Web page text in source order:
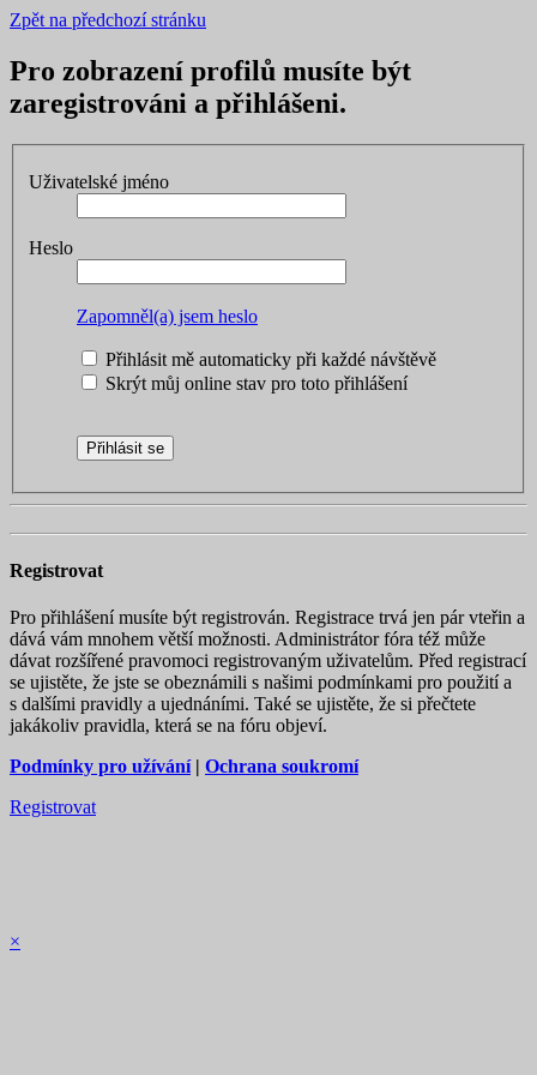
Zpět na předchozí stránku
Pro zobrazení profilů musíte být
zaregistrováni a přihlášeni.
Uživatelské jméno
Heslo
Zapomněl(a) jsem heslo
Přihlásit mě automaticky při každé návštěvě
Skrýt můj online stav pro toto přihlášení
Přihlásit se
Registrovat
Pro přihlášení musíte být registrován. Registrace trvá jen pár vteřin a
dává vám mnohem větší možnosti. Administrátor fóra též může
dávat rozšířené pravomoci registrovaným uživatelům. Před registrací
se ujistěte, že jste se obeznámili s našimi podmínkami pro použití a
s dalšími pravidly a ujednáními. Také se ujistěte, že si přečtete
jakákoliv pravidla, která se na fóru objeví.
Podmínky pro užívání| Ochrana soukromí
Registrovat
×